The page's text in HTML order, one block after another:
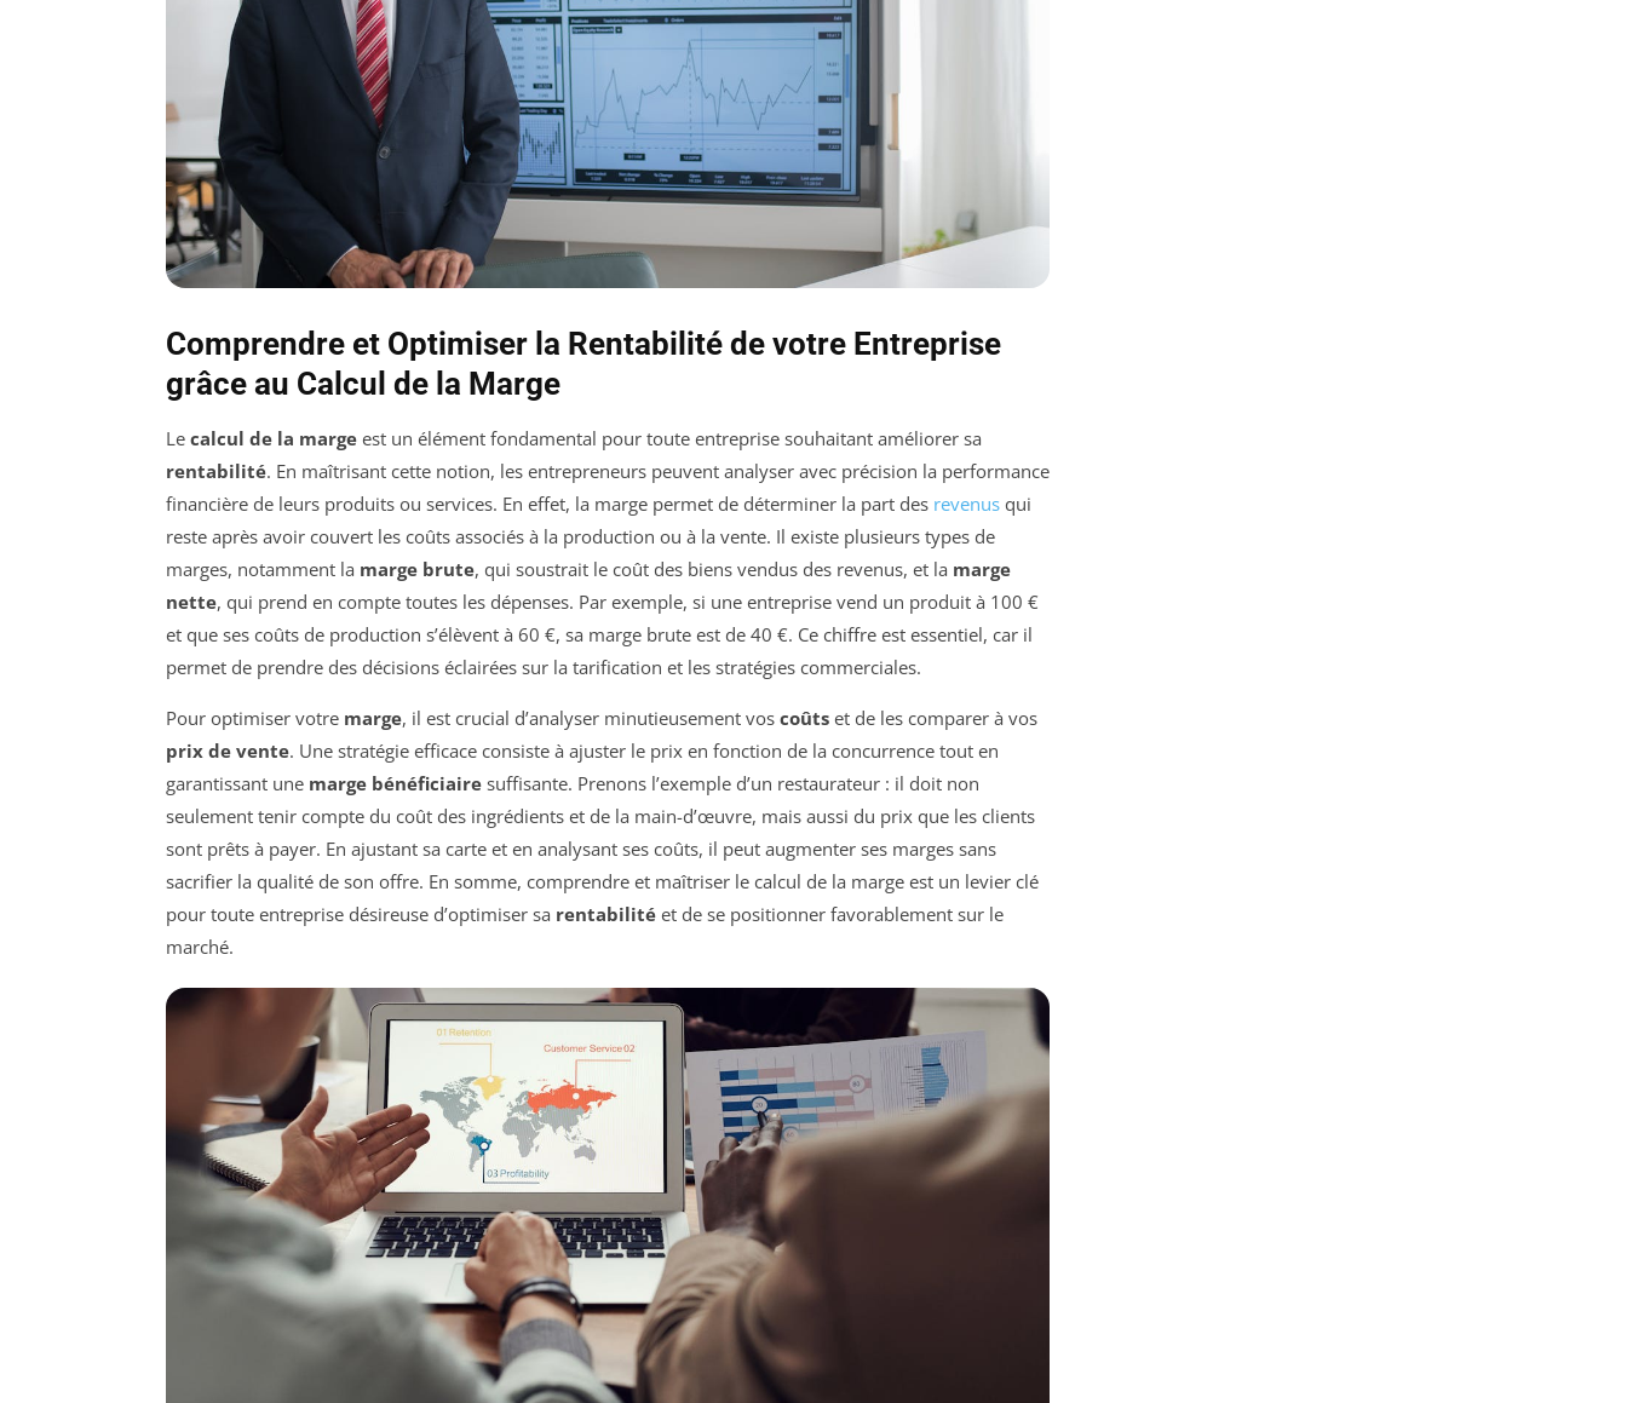
Comprendre et Optimiser la Rentabilité de votre Entreprise
grâce au Calcul de la Marge
Le calcul de la marge est un élément fondamental pour toute entreprise souhaitant améliorer sa
rentabilité. En maîtrisant cette notion, les entrepreneurs peuvent analyser avec précision la performance
financière de leurs produits ou services. En effet, la marge permet de déterminer la part des revenus qui
reste après avoir couvert les coûts associés à la production ou à la vente. Il existe plusieurs types de
marges, notamment la marge brute, qui soustrait le coût des biens vendus des revenus, et la marge
nette, qui prend en compte toutes les dépenses. Par exemple, si une entreprise vend un produit à 100 €
et que ses coûts de production s’élèvent à 60 €, sa marge brute est de 40 €. Ce chiffre est essentiel, car il
permet de prendre des décisions éclairées sur la tarification et les stratégies commerciales.
Pour optimiser votre marge, il est crucial d’analyser minutieusement vos coûts et de les comparer à vos
prix de vente. Une stratégie efficace consiste à ajuster le prix en fonction de la concurrence tout en
garantissant une marge bénéficiaire suffisante. Prenons l’exemple d’un restaurateur : il doit non
seulement tenir compte du coût des ingrédients et de la main-d’œuvre, mais aussi du prix que les clients
sont prêts à payer. En ajustant sa carte et en analysant ses coûts, il peut augmenter ses marges sans
sacrifier la qualité de son offre. En somme, comprendre et maîtriser le calcul de la marge est un levier clé
pour toute entreprise désireuse d’optimiser sa rentabilité et de se positionner favorablement sur le
marché.